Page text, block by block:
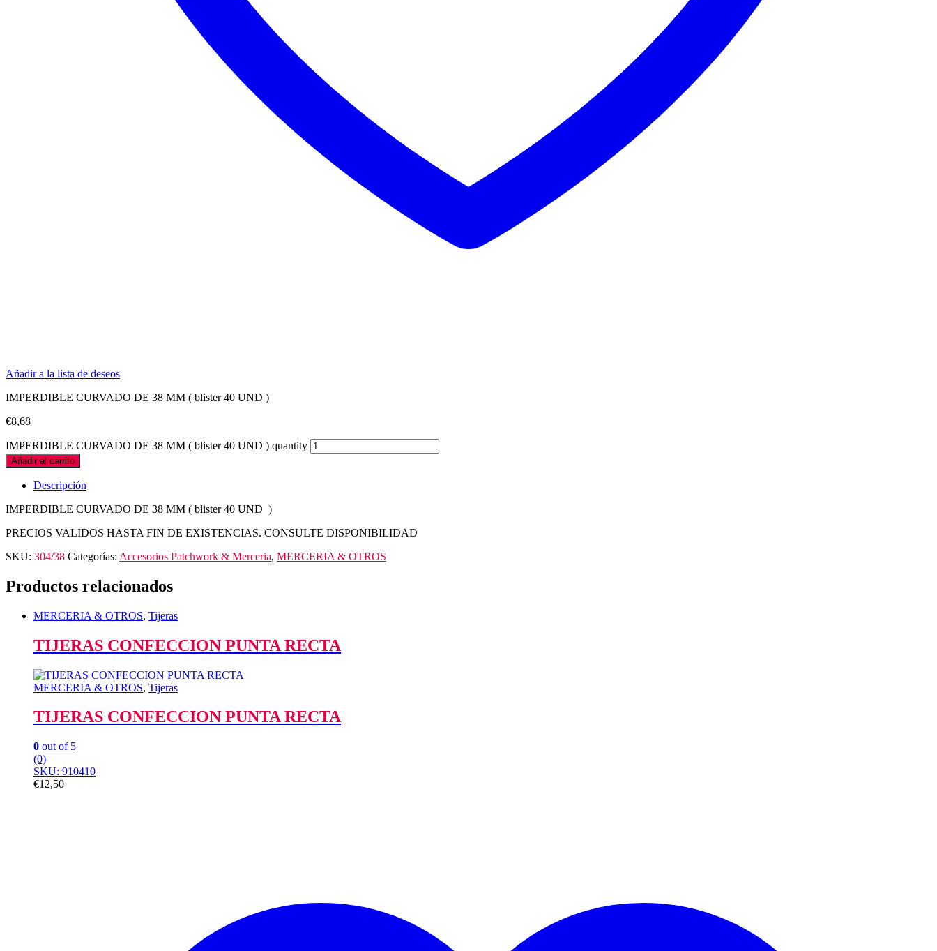
Añadir a la lista de deseos
IMPERDIBLE CURVADO DE 38 MM ( blister 40 UND )
€8,68
IMPERDIBLE CURVADO DE 38 MM ( blister 40 UND ) quantity
Añadir al carrito
Descripción
IMPERDIBLE CURVADO DE 38 MM ( blister 40 UND )
PRECIOS VALIDOS HASTA FIN DE EXISTENCIAS. CONSULTE DISPONIBILIDAD
SKU: 304/38 Categorías: Accesorios Patchwork & Merceria, MERCERIA & OTROS
Productos relacionados
MERCERIA & OTROS, Tijeras
TIJERAS CONFECCION PUNTA RECTA
MERCERIA & OTROS, Tijeras
TIJERAS CONFECCION PUNTA RECTA
0 out of 5
(0)
SKU: 910410
€12,50